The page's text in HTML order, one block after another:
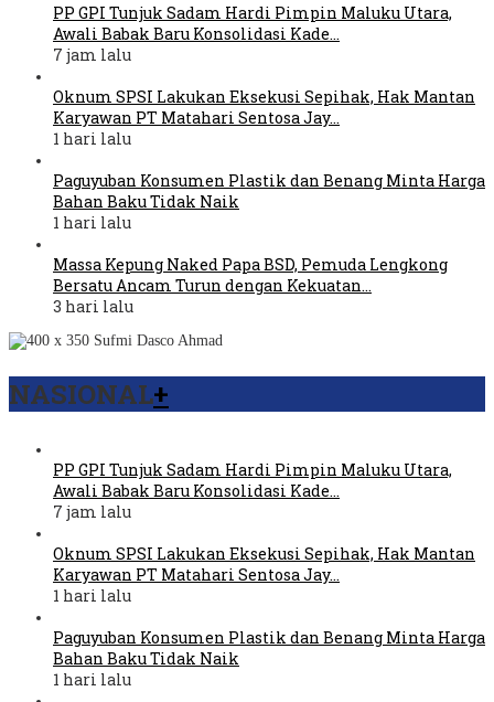
PP GPI Tunjuk Sadam Hardi Pimpin Maluku Utara,
Awali Babak Baru Konsolidasi Kade…
7 jam lalu
Oknum SPSI Lakukan Eksekusi Sepihak, Hak Mantan
Karyawan PT Matahari Sentosa Jay…
1 hari lalu
Paguyuban Konsumen Plastik dan Benang Minta Harga
Bahan Baku Tidak Naik
1 hari lalu
Massa Kepung Naked Papa BSD, Pemuda Lengkong
Bersatu Ancam Turun dengan Kekuatan…
3 hari lalu
NASIONAL+
PP GPI Tunjuk Sadam Hardi Pimpin Maluku Utara,
Awali Babak Baru Konsolidasi Kade…
7 jam lalu
Oknum SPSI Lakukan Eksekusi Sepihak, Hak Mantan
Karyawan PT Matahari Sentosa Jay…
1 hari lalu
Paguyuban Konsumen Plastik dan Benang Minta Harga
Bahan Baku Tidak Naik
1 hari lalu